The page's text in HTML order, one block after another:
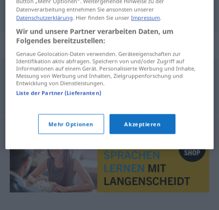
instynktowny instinktiv
Synonyme für "instinktiv"
gefühlsmäßig,intuitiv
Datenverarbeitung entnehmen Sie ansonsten unserer
Datenschutzerklärung . Hier finden Sie unserImpressum
Wir und unsere Partner verarbeiten Daten, um
Folgendes bereitzustellen:
Genaue Geolocation-Daten verwenden. Geräteeigenschaften zur
Identifikation aktiv abfragen. Speichern von und/oder Zugriff auf
Informationen auf einem Gerät. Personalisierte Werbung und Inhalte,
Messung von Werbung und Inhalten, Zielgruppenforschung und
Entwicklung von Dienstleistungen.
Liste der Partner (Lieferanten)
Mehr Optionen Akzeptieren